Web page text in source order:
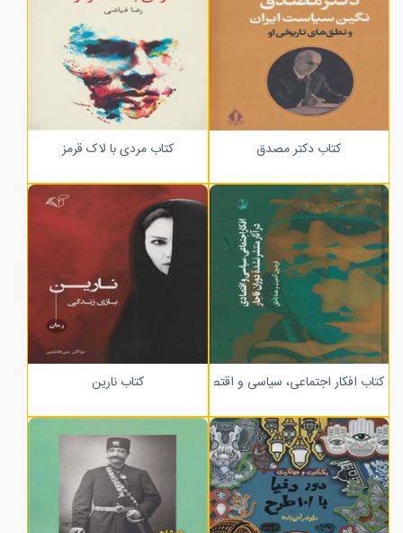
کتاب دکتر مصدق کتاب مردی با لاک قرمز
کتاب افکار اجتماعی، سیاسی و اقتصادی در آثار منتشر نشده دوران قاجار
کتاب نارین